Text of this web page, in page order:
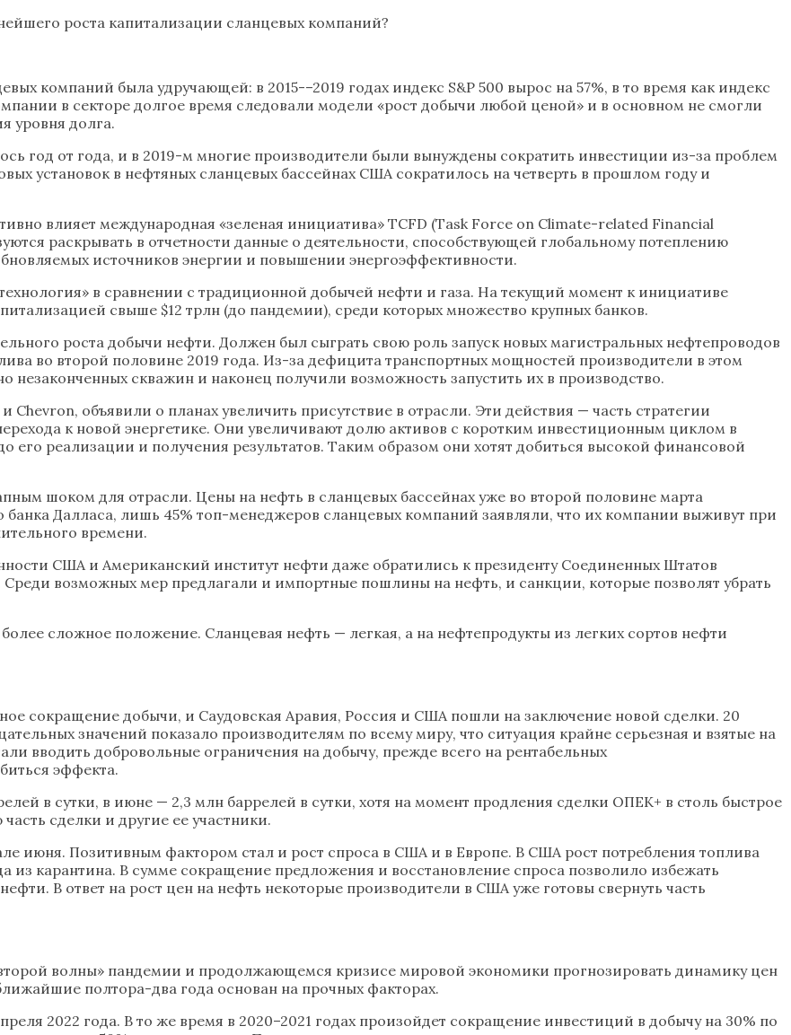
роста капитализации сланцевых компаний?
компаний была удручающей: в 2015-–2019 годах индекс S&P 500 вырос на 57%, в то время как индекс
в секторе долгое время следовали модели «рост добычи любой ценой» и в основном не смогли
уровня долга.
год от года, и в 2019-м многие производители были вынуждены сократить инвестиции из-за проблем
установок в нефтяных сланцевых бассейнах США сократилось на четверть в прошлом году и
влияет международная «зеленая инициатива» TCFD (Task Force on Climate-related Financial
раскрывать в отчетности данные о деятельности, способствующей глобальному потеплению
источников энергии и повышении энергоэффективности.
в сравнении с традиционной добычей нефти и газа. На текущий момент к инициативе
свыше $12 трлн (до пандемии), среди которых множество крупных банков.
роста добычи нефти. Должен был сыграть свою роль запуск новых магистральных нефтепроводов
во второй половине 2019 года. Из-за дефицита транспортных мощностей производители в этом
незаконченных скважин и наконец получили возможность запустить их в производство.
объявили о планах увеличить присутствие в отрасли. Эти действия — часть стратегии
к новой энергетике. Они увеличивают долю активов с коротким инвестиционным циклом в
его реализации и получения результатов. Таким образом они хотят добиться высокой финансовой
шоком для отрасли. Цены на нефть в сланцевых бассейнах уже во второй половине марта
банка Далласа, лишь 45% топ-менеджеров сланцевых компаний заявляли, что их компании выживут при
времени.
США и Американский институт нефти даже обратились к президенту Соединенных Штатов
возможных мер предлагали и импортные пошлины на нефть, и санкции, которые позволят убрать
сложное положение. Сланцевая нефть — легкая, а на нефтепродукты из легких сортов нефти
сокращение добычи, и Саудовская Аравия, Россия и США пошли на заключение новой сделки. 20
значений показало производителям по всему миру, что ситуация крайне серьезная и взятые на
вводить добровольные ограничения на добычу, прежде всего на рентабельных
эффекта.
в сутки, в июне — 2,3 млн баррелей в сутки, хотя на момент продления сделки ОПЕК+ в столь быстрое
сделки и другие ее участники.
июня. Позитивным фактором стал и рост спроса в США и в Европе. В США рост потребления топлива
из карантина. В сумме сокращение предложения и восстановление спроса позволило избежать
В ответ на рост цен на нефть некоторые производители в США уже готовы свернуть часть
волны» пандемии и продолжающемся кризисе мировой экономики прогнозировать динамику цен
полтора-два года основан на прочных факторах.
2022 года. В то же время в 2020–2021 годах произойдет сокращение инвестиций в добычу на 30% по